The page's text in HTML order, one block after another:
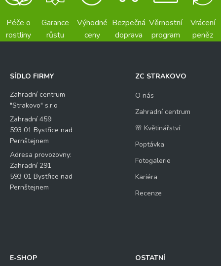
Péče o
rostliny
Garance
růstu
Výhodné
ceny
Bezpečná
doprava
Věrnostní
program
Vrácení
peněz
SÍDLO FIRMY
Zahradní centrum
"Strakovo" s.r.o
Zahradní 459
593 01 Bystřice nad
Pernštejnem
Adresa provozovny:
Zahradní 291
593 01 Bystřice nad
Pernštejnem
ZC STRAKOVO
O nás
Zahradní centrum
🌸 Květinářství
Poptávka
Fotogalerie
Kariéra
Recenze
E-SHOP OSTATNÍ